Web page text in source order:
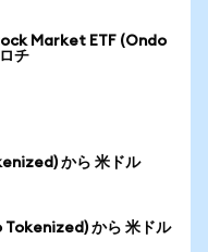
Market ETF (Ondo
チ
から 米ドル
Tokenized) から 米ドル